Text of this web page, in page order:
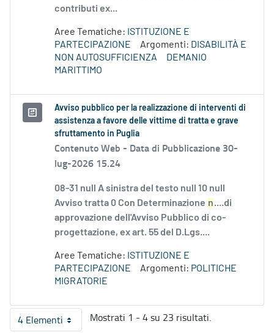
contributi ex...
Aree Tematiche: ISTITUZIONE E
PARTECIPAZIONE
Argomenti: DISABILITÀ E
NON AUTOSUFFICIENZA
DEMANIO
MARITTIMO
Avviso pubblico per la realizzazione di interventi di
assistenza a favore delle vittime di tratta e grave
sfruttamento in Puglia
Contenuto Web - Data di Pubblicazione 30-
lug-2026 15.24
08-31 null A sinistra del testo null 10 null
Avviso tratta 0 Con Determinazione n....di
approvazione dell'Avviso Pubblico di co-
progettazione, ex art. 55 del D.Lgs....
Aree Tematiche: ISTITUZIONE E
PARTECIPAZIONE
Argomenti: POLITICHE
MIGRATORIE
4 ElementiPer pagina
Mostrati 1 - 4 su 23 risultati.